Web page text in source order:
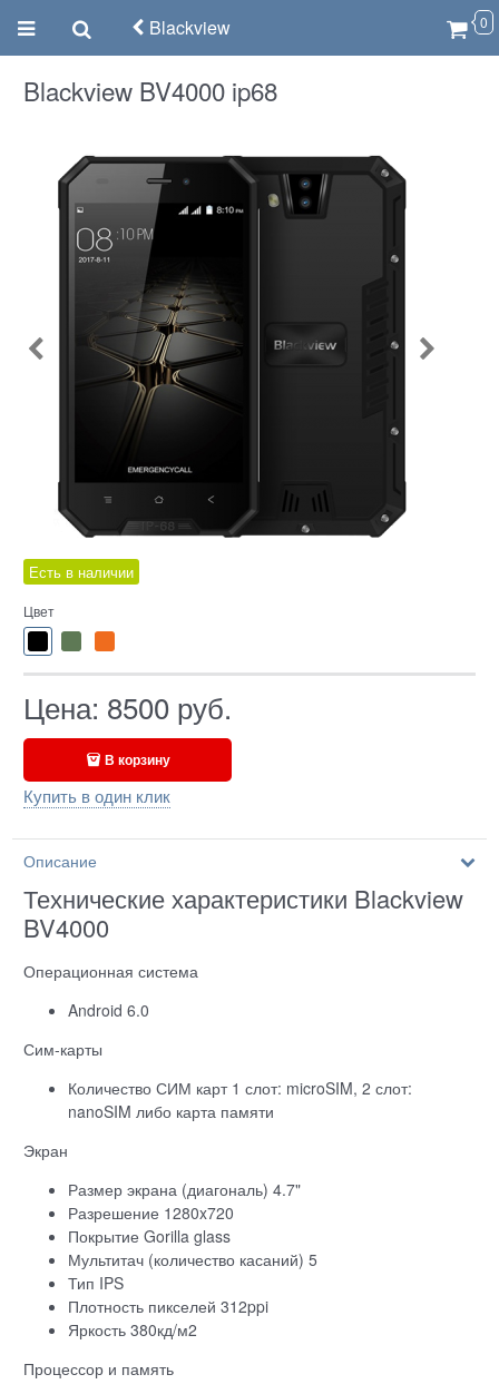
Blackview 0
Blackview BV4000 ip68
Есть в наличии
Цвет
Цена: 8500 руб.
В корзину
Купить в один клик
Описание
Технические характеристики Blackview
BV4000
Операционная система
Android 6.0
Сим-карты
Количество СИМ карт 1 слот: microSIM, 2 слот:
nanoSIM либо карта памяти
Экран
Размер экрана (диагональ) 4.7"
Разрешение 1280x720
Покрытие Gorilla glass
Мультитач (количество касаний) 5
Тип IPS
Плотность пикселей 312ppi
Яркость 380кд/м2
Процессор и память